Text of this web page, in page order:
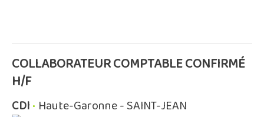
COLLABORATEUR COMPTABLE CONFIRMÉ
H/F
CDI• Haute-Garonne - SAINT-JEAN